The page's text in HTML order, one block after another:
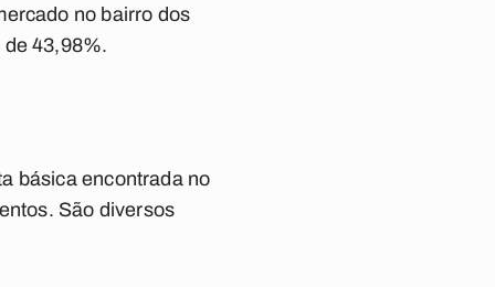
no bairro dos
43,98%.
básica encontrada no
São diversos